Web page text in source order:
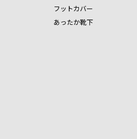
フットカバー
あったか靴下